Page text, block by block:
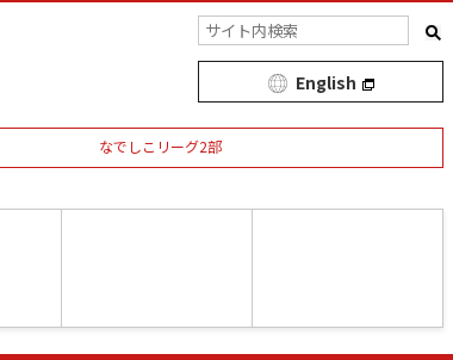
English
なでしこリーグ2部